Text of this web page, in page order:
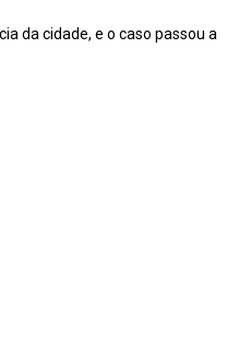
da cidade, e o caso passou a